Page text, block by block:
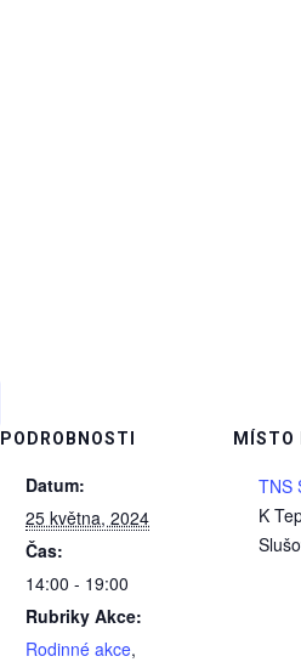
PODROBNOSTI
Datum:
25 května, 2024
Čas:
14:00 - 19:00
Rubriky Akce:
Rodinné akce,
MÍSTO
TNS
K